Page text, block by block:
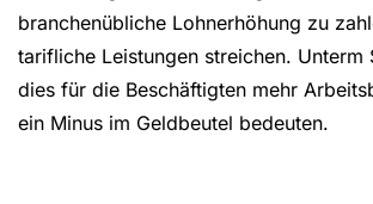
branchenübliche Lohnerhöhung zu
tarifliche Leistungen streichen. Unterm
dies für die Beschäftigten mehr
ein Minus im Geldbeutel bedeuten.